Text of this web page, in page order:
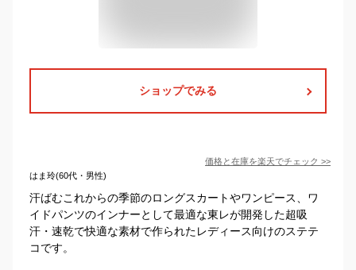
ショップでみる
価格と在庫を楽天でチェック >>
はま玲(60代・男性)
汗ばむこれからの季節のロングスカートやワンピース、ワ
イドパンツのインナーとして最適な東レが開発した超吸
汗・速乾で快適な素材で作られたレディース向けのステテ
コです。